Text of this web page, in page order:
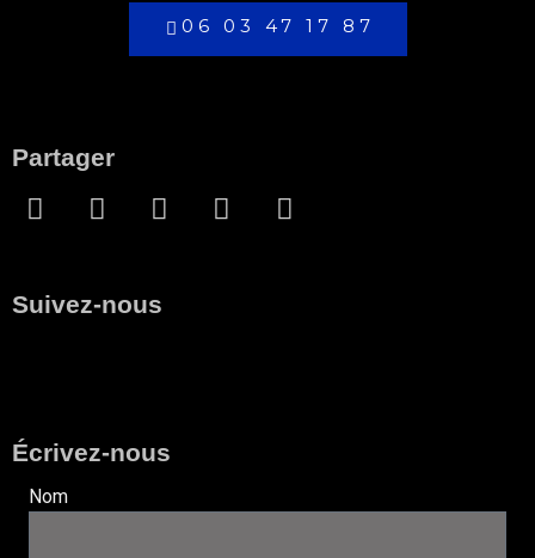
06 03 47 17 87
Partager
Écrivez-nous
Nom
Suivez-nous